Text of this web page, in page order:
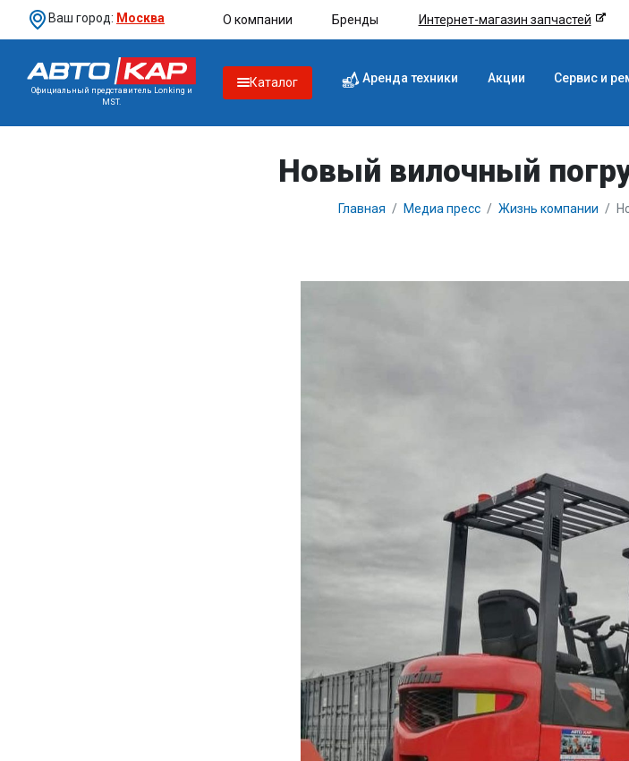
Ваш город: Москва О компании Бренды Интернет-магазин запчастей
Официальный представитель Lonking и
MST.
Каталог Аренда техники Акции Сервис и
Новый вилочный
Главная Медиа пресс Жизнь компании